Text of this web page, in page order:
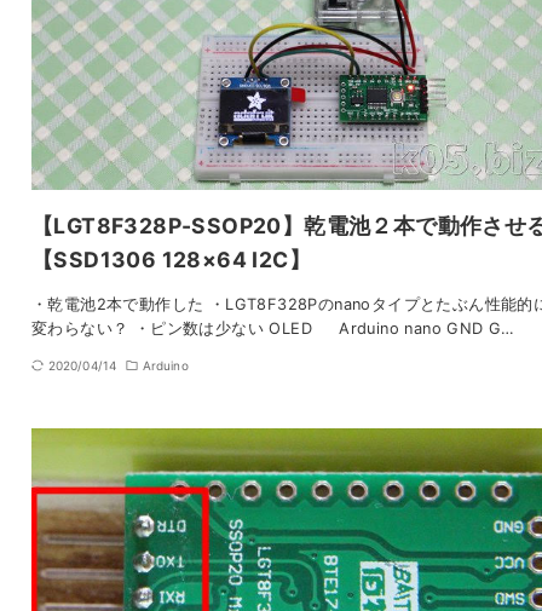
【LGT8F328P-SSOP20】乾電池２本で動作させ
【SSD1306 128×64 I2C】
・乾電池2本で動作した ・LGT8F328Pのnanoタイプとたぶん性能的
変わらない？ ・ピン数は少ない OLED Arduino nano GND G…
2020/04/14 Arduino